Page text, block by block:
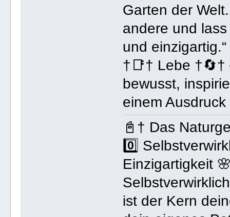
Garten der
andere und
und
†📑† Lebe
bewusst,
einem
📓† Das
0️⃣
Einzigartigkeit
ist der Kern